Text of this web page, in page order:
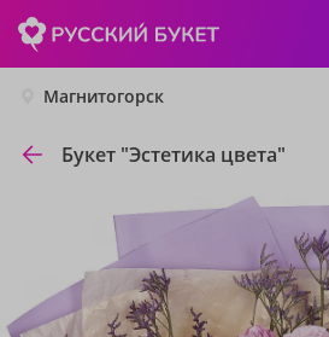
Магнитогорск
Букет "Эстетика цвета"